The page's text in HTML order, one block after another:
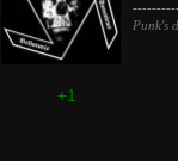
Punk's
+1